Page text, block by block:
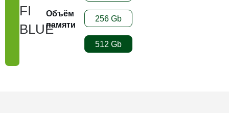
FI
BLUE
Объём
памяти
256 Gb
512 Gb